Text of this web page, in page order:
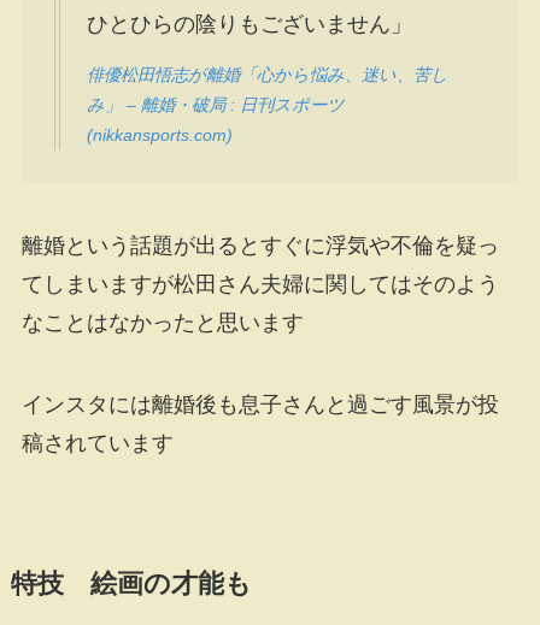
ひとひらの陰りもございません」
俳優松田悟志が離婚「心から悩み、迷い、苦し
み」 – 離婚・破局 : 日刊スポーツ
(nikkansports.com)
離婚という話題が出るとすぐに浮気や不倫を疑っ
てしまいますが松田さん夫婦に関してはそのよう
なことはなかったと思います
インスタには離婚後も息子さんと過ごす風景が投
稿されています
特技 絵画の才能も